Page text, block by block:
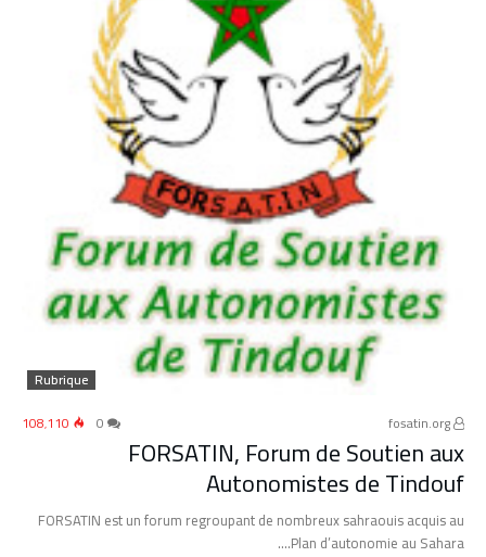
Rubrique
108٬110
FORSATIN, Forum de Soutien aux
Autonomistes de Tindouf
FORSATIN est un forum regroupant de nombreux sahraouis acquis au
Plan d’autonomie au Sahara.…